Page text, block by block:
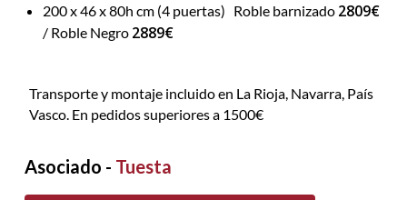
200 x 46 x 80h cm (4 puertas) Roble barnizado 2809€
/ Roble Negro 2889€
Transporte y montaje incluido en La Rioja, Navarra, País
Vasco. En pedidos superiores a 1500€
Asociado - Tuesta